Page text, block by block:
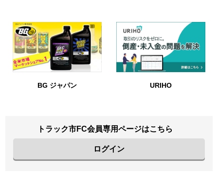
BG ジャパン URIHO
トラック市FC会員専用ページはこちら
ログイン